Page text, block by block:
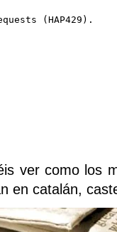
ver como los
en catalán,